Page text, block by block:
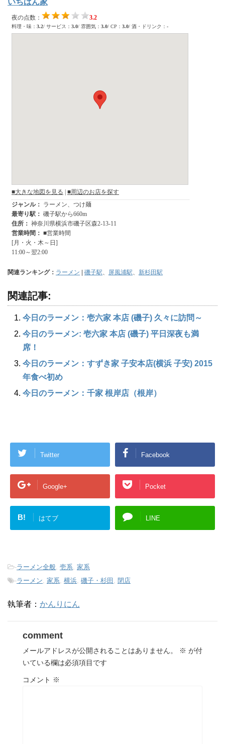
いちばん家
関連ランキング： ラーメン 磯子駅、 屏風浦駅、 新杉田駅
関連記事:
今日のラーメン：壱六家 本店 (磯子) 久々に訪問～
今日のラーメン: 壱六家 本店 (磯子) 平日深夜も満
席！
今日のラーメン：すずき家 子安本店(横浜 子安) 2015
年食べ初め
今日のラーメン：千家 根岸店（根岸）
Twitter Facebook
Google+ Pocket
B! はてブ LINE
-ラーメン全般, 壱系, 家系
-ラーメン, 家系, 横浜, 磯子・杉田 , 閉店
執筆者： かんりにん
comment
メールアドレスが公開されることはありません。 ※ が付
いている欄は必須項目です
コメント ※